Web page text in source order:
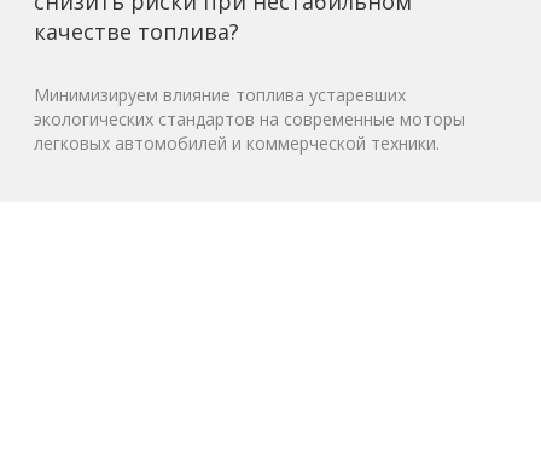
качестве топлива?
Минимизируем влияние топлива устаревших
экологических стандартов на современные моторы
легковых автомобилей и коммерческой техники.